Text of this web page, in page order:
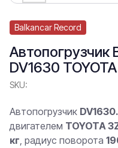
Автопогрузчик
DV1630 TOYOTA
Balkancar Record
SKU:
Автопогрузчик
двигателем TOYOTA
кг, радиус поворота